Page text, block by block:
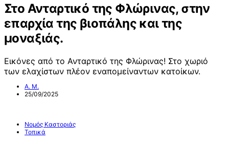
Στο Ανταρτικό της Φλώρινας, στην
επαρχία της βιοπάλης και της
μοναξιάς.
Εικόνες από το Ανταρτικό της Φλώρινας! Στο χωριό
των ελαχίστων πλέον εναπομείναντων κατοίκων.
Α. Μ.
25/09/2025
Νομός Καστοριάς
Τοπικά